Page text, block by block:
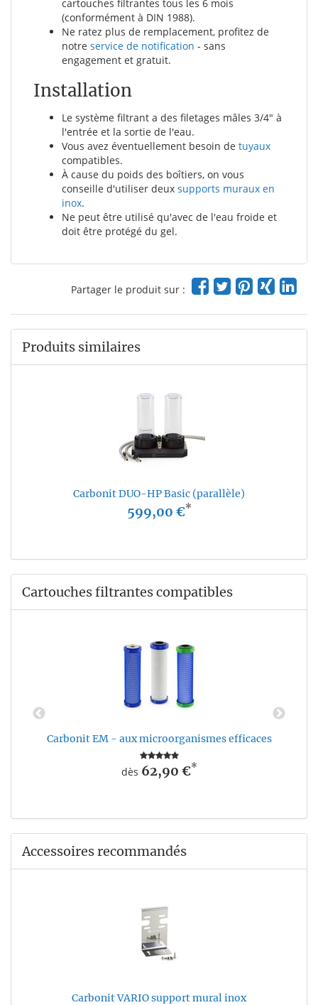
cartouches filtrantes tous les 6 mois
(conformément à DIN 1988).
Ne ratez plus de remplacement, profitez de
notre service de notification - sans
engagement et gratuit.
Installation
Le système filtrant a des filetages mâles 3/4" à
l'entrée et la sortie de l'eau.
Vous avez éventuellement besoin de tuyaux
compatibles.
À cause du poids des boîtiers, on vous
conseille d'utiliser deux supports muraux en
inox.
Ne peut être utilisé qu'avec de l'eau froide et
doit être protégé du gel.
Partager le produit sur :
Produits similaires
Carbonit DUO-HP Basic (parallèle)
599,00 €*
Cartouches filtrantes compatibles
Carbonit EM - aux microorganismes efficaces
dès 62,90 €*
Accessoires recommandés
Carbonit VARIO support mural inox